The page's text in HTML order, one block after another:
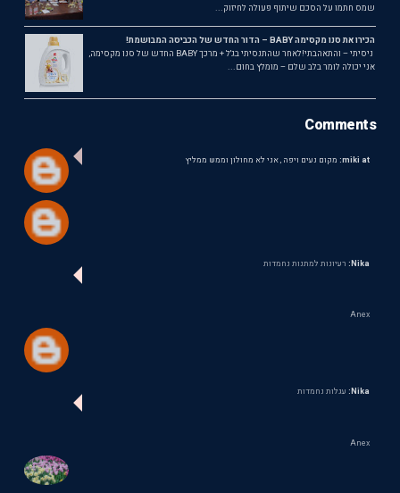
שמס חתמו על הסכם שיתוף פעולה לחיזוק...
הכירו את סנו מקסימה BABY – הדור החדש של הכביסה המבושמת!
ניסיתי – והתאהבתי!לאחר שהתנסיתי בג'ל + מרכך BABY החדש של סנו מקסימה,
אני יכולה לומר בלב שלם – מומלץ בחום...
Comments
miki at: מקום נעים ויפה , אני לא מחולון וממש ממליץ
Nika: רעיונות למתנות נחמדות
Anex
Nika: עגלות נחמדות
Anex